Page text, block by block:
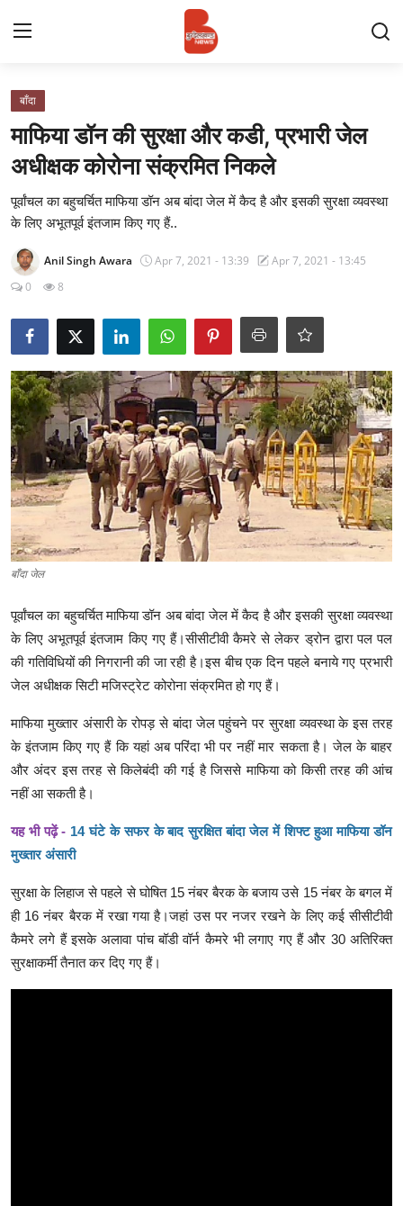
Contact
प्रमुख ख़बर
राज्य
बुन्देलखण्ड
वीडियो
क्राइम
स्पोर्ट्स
मनोरंजन
गैलरी
बाँदा
माफिया डॉन की सुरक्षा और कडी, प्रभारी जेल
अधीक्षक कोरोना संक्रमित निकले
पूर्वांचल का बहुचर्चित माफिया डॉन अब बांदा जेल में कैद है और इसकी सुरक्षा व्यवस्था
के लिए अभूतपूर्व इंतजाम किए गए हैं..
Anil Singh Awara Apr 7, 2021 - 13:39
Apr 7, 2021 - 13:45
0
8
बाँदा जेल
पूर्वांचल का बहुचर्चित माफिया डॉन अब बांदा जेल में कैद है और इसकी सुरक्षा व्यवस्था
के लिए अभूतपूर्व इंतजाम किए गए हैं।सीसीटीवी कैमरे से लेकर ड्रोन द्वारा पल पल
की गतिविधियों की निगरानी की जा रही है।इस बीच एक दिन पहले बनाये गए प्रभारी
जेल अधीक्षक सिटी मजिस्ट्रेट कोरोना संक्रमित हो गए हैं।
माफिया मुख्तार अंसारी के रोपड़ से बांदा जेल पहुंचने पर सुरक्षा व्यवस्था के इस तरह
के इंतजाम किए गए हैं कि यहां अब परिंदा भी पर नहीं मार सकता है। जेल के बाहर
और अंदर इस तरह से किलेबंदी की गई है जिससे माफिया को किसी तरह की आंच
नहीं आ सकती है।
यह भी पढ़ें - 14 घंटे के सफर के बाद सुरक्षित बांदा जेल में शिफ्ट हुआ माफिया डॉन
मुख्तार अंसारी
सुरक्षा के लिहाज से पहले से घोषित 15 नंबर बैरक के बजाय उसे 15 नंबर के बगल में
ही 16 नंबर बैरक में रखा गया है।जहां उस पर नजर रखने के लिए कई सीसीटीवी
कैमरे लगे हैं इसके अलावा पांच बॉडी वॉर्न कैमरे भी लगाए गए हैं और 30 अतिरिक्त
सुरक्षाकर्मी तैनात कर दिए गए हैं।